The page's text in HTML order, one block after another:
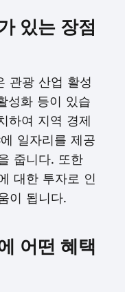
있는 장점
관광 산업 활성
성화 등이 있습
하여 지역 경제
일자리를 제공
줍니다. 또한
대한 투자로 인
이 됩니다.
어떤 혜택